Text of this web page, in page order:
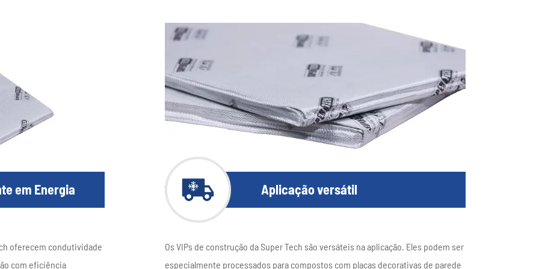
em Energia
oferecem condutividade
com eficiência
Aplicação versátil
Os VIPs de construção da Super Tech são versáteis na aplicação. Eles podem ser
especialmente processados para compostos com placas decorativas de parede